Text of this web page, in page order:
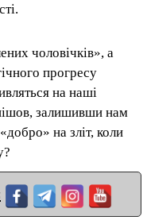
чоловічків», а
прогресу
на наші
залишивши нам
на зліт, коли